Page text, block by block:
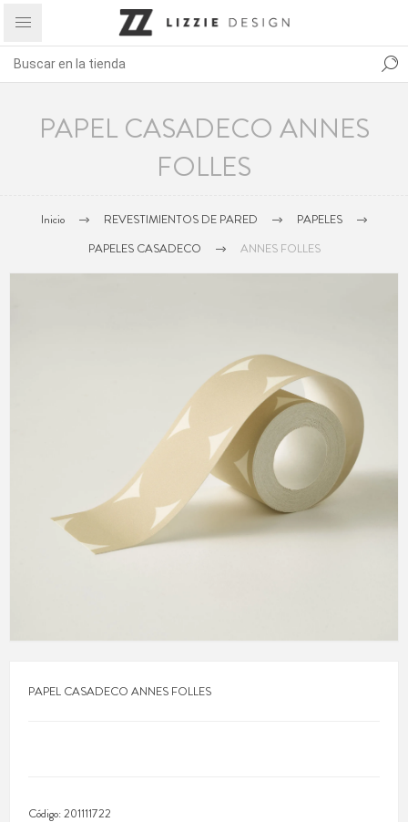
PAPEL CASADECO ANNES
FOLLES
Inicio REVESTIMIENTOS DE PARED
PAPELES
PAPELES CASADECO
ANNES FOLLES
PAPEL CASADECO ANNES FOLLES
Código:201111722